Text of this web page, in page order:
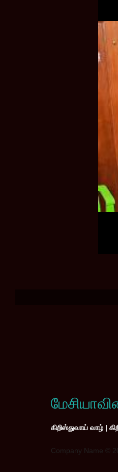
கிறிஸ்துவாய் வாழ் |
Company Name ©